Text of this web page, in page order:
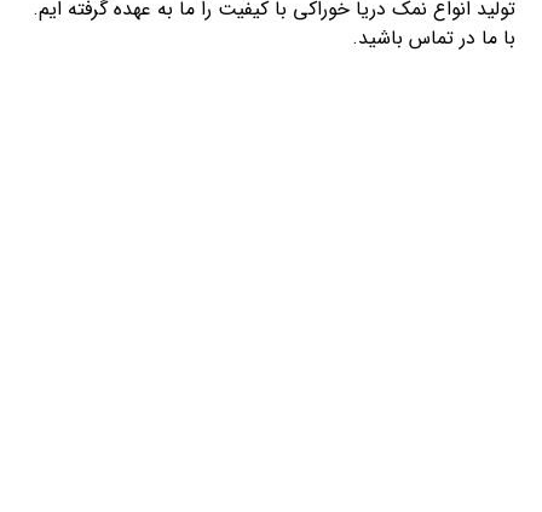
تولید انواع نمک دریا خوراکی با کیفیت را ما به عهده گرفته ایم.
با ما در تماس باشید.